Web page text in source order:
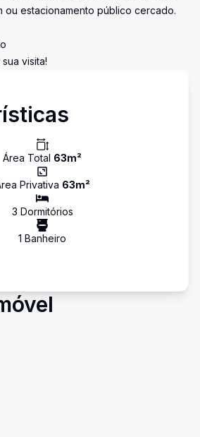
ou estacionamento público cercado.
visita!
Área Total 63m²
Privativa 63m²
3 Dormitórios
1 Banheiro